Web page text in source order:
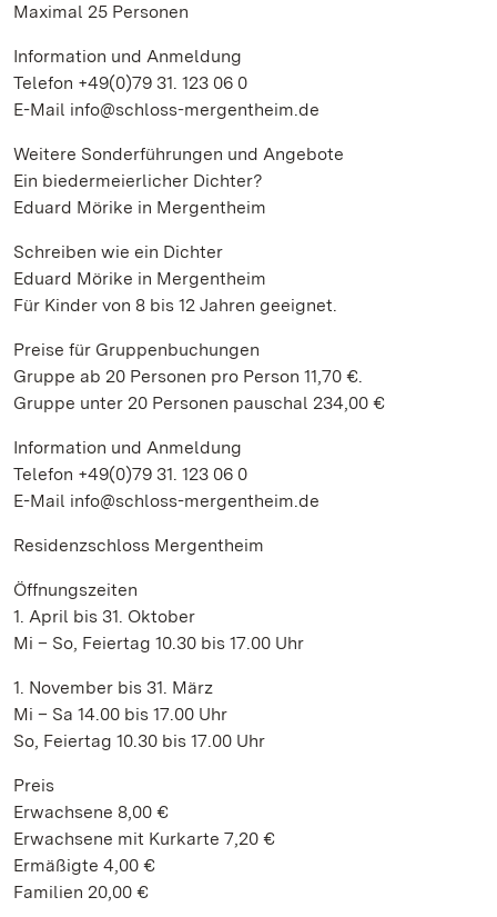
Maximal 25 Personen
Information und Anmeldung
Telefon +49(0)79 31. 123 06 0
E-Mail info@schloss-mergentheim.de
Weitere Sonderführungen und Angebote
Ein biedermeierlicher Dichter?
Eduard Mörike in Mergentheim
Schreiben wie ein Dichter
Eduard Mörike in Mergentheim
Für Kinder von 8 bis 12 Jahren geeignet.
Preise für Gruppenbuchungen
Gruppe ab 20 Personen pro Person 11,70 €.
Gruppe unter 20 Personen pauschal 234,00 €
Information und Anmeldung
Telefon +49(0)79 31. 123 06 0
E-Mail info@schloss-mergentheim.de
Residenzschloss Mergentheim
Öffnungszeiten
1. April bis 31. Oktober
Mi – So, Feiertag 10.30 bis 17.00 Uhr
1. November bis 31. März
Mi – Sa 14.00 bis 17.00 Uhr
So, Feiertag 10.30 bis 17.00 Uhr
Preis
Erwachsene 8,00 €
Erwachsene mit Kurkarte 7,20 €
Ermäßigte 4,00 €
Familien 20,00 €